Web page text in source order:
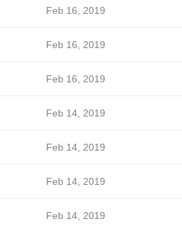
Feb 16, 2019
Feb 16, 2019
Feb 16, 2019
Feb 14, 2019
Feb 14, 2019
Feb 14, 2019
Feb 14, 2019